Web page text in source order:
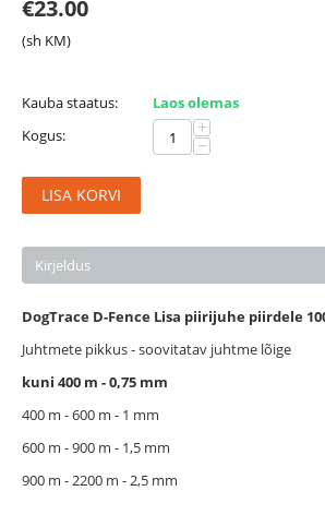
€23.00
(sh KM)
Kauba staatus:
Laos olemas
Kogus:
+
−
LISA KORVI
Kirjeldus
DogTrace D-Fence Lisa piirijuhe piirdele
Juhtmete pikkus - soovitatav juhtme lõige
kuni 400 m - 0,75 mm
400 m - 600 m - 1 mm
600 m - 900 m - 1,5 mm
900 m - 2200 m - 2,5 mm